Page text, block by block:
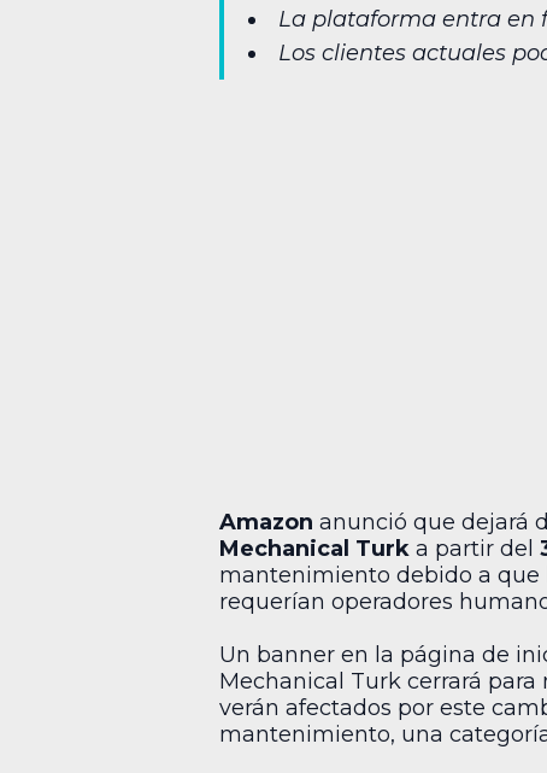
La plataforma entra en
Los clientes actuales
Amazon anunció que dejará
Mechanical Turk a partir del
mantenimiento debido a que
requerían operadores
Un banner en la página de
Mechanical Turk cerrará
verán afectados por este
mantenimiento, una